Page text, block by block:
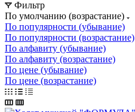
Фильтр
По умолчанию (возрастание)
По популярности (убывание)
По популярности (возрастание)
По алфавиту (убывание)
По алфавиту (возрастание)
По цене (убывание)
По цене (возрастание)